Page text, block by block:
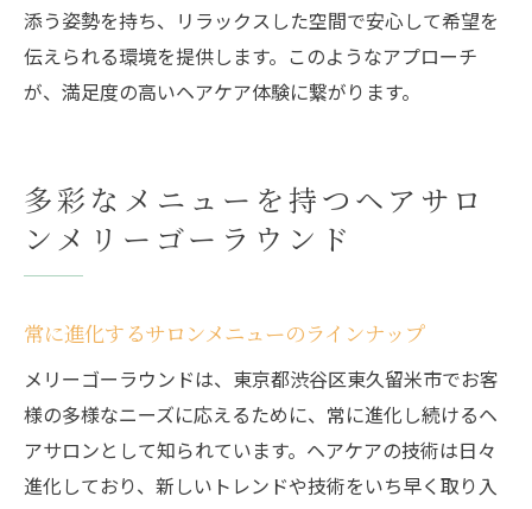
添う姿勢を持ち、リラックスした空間で安心して希望を
伝えられる環境を提供します。このようなアプローチ
が、満足度の高いヘアケア体験に繋がります。
多彩なメニューを持つヘアサロ
ンメリーゴーラウンド
常に進化するサロンメニューのラインナップ
メリーゴーラウンドは、東京都渋谷区東久留米市でお客
様の多様なニーズに応えるために、常に進化し続けるヘ
アサロンとして知られています。ヘアケアの技術は日々
進化しており、新しいトレンドや技術をいち早く取り入